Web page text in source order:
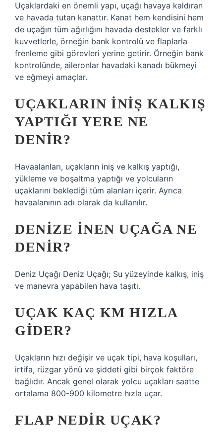
Uçaklardaki en önemli yapı, uçağı havaya kaldıran
ve havada tutan kanattır. Kanat hem kendisini hem
de uçağın tüm ağırlığını havada destekler ve farklı
kuvvetlerle, örneğin bank kontrolü ve flaplarla
frenleme gibi görevleri yerine getirir. Örneğin bank
kontrolünde, aileronlar havadaki kanadı bükmeyi
ve eğmeyi amaçlar.
UÇAKLARIN INIŞ KALKIŞ
YAPTIĞI YERE NE
DENIR?
Havaalanları, uçakların iniş ve kalkış yaptığı,
yükleme ve boşaltma yaptığı ve yolcuların
uçaklarını beklediği tüm alanları içerir. Ayrıca
havaalanının adı olarak da kullanılır.
DENIZE INEN UÇAĞA NE
DENIR?
Deniz Uçağı Deniz Uçağı; Su yüzeyinde kalkış, iniş
ve manevra yapabilen hava taşıtı.
UÇAK KAÇ KM HIZLA
GIDER?
Uçakların hızı değişir ve uçak tipi, hava koşulları,
irtifa, rüzgar yönü ve şiddeti gibi birçok faktöre
bağlıdır. Ancak genel olarak yolcu uçakları saatte
ortalama 800-900 kilometre hızla uçar.
FLAP NEDIR UÇAK?